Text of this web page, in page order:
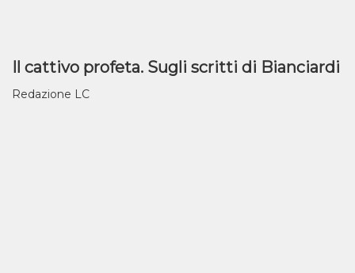
Il cattivo profeta. Sugli scritti di Bianciardi
Redazione LC